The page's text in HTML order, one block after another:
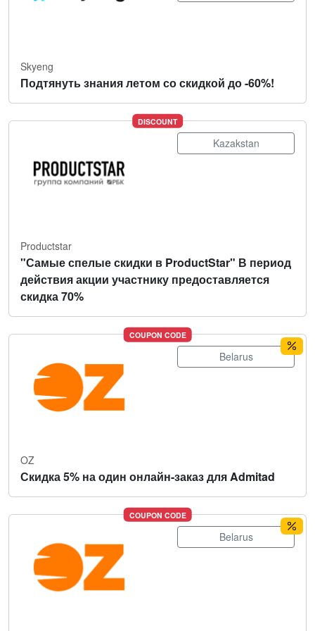
Skyeng
Подтянуть знания летом со скидкой до -60%!
DISCOUNT
Kazakstan
Productstar
"Самые спелые скидки в ProductStar" В период
действия акции участнику предоставляется
скидка 70%
COUPON CODE
Belarus
OZ
Скидка 5% на один онлайн-заказ для Admitad
COUPON CODE
Belarus